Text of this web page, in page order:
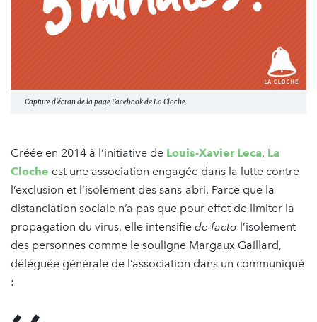
Capture d'écran de la page Facebook de La Cloche.
Créée en 2014 à l’initiative de Louis-Xavier Leca, La
Cloche est une association engagée dans la lutte contre
l’exclusion et l’isolement des sans-abri. Parce que la
distanciation sociale n’a pas que pour effet de limiter la
propagation du virus, elle intensifie de facto l’isolement
des personnes comme le souligne Margaux Gaillard,
déléguée générale de l’association dans un communiqué
: